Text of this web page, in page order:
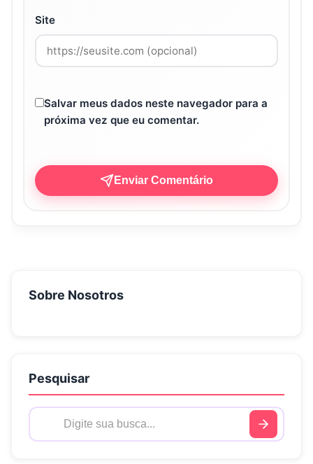
Site
Salvar meus dados neste navegador para a
próxima vez que eu comentar.
Enviar Comentário
Sobre Nosotros
Pesquisar